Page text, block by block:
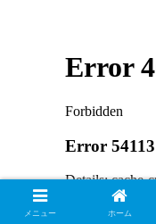
メニュー ホーム